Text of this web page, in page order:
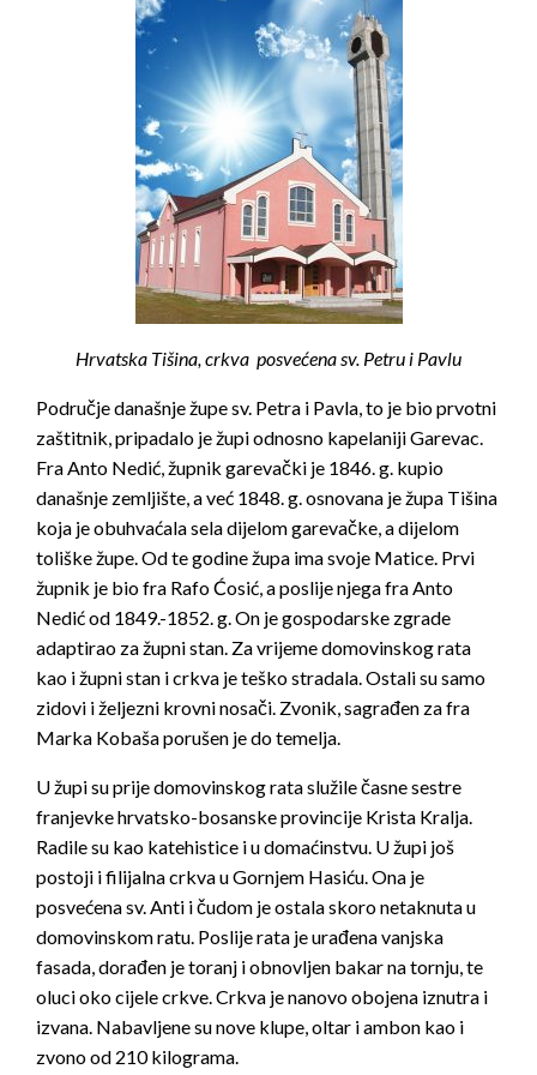
Hrvatska Tišina, crkva posvećena sv. Petru i Pavlu
Područje današnje župe sv. Petra i Pavla, to je bio prvotni
zaštitnik, pripadalo je župi odnosno kapelaniji Garevac.
Fra Anto Nedić, župnik garevački je 1846. g. kupio
današnje zemljište, a već 1848. g. osnovana je župa Tišina
koja je obuhvaćala sela dijelom garevačke, a dijelom
toliške župe. Od te godine župa ima svoje Matice. Prvi
župnik je bio fra Rafo Ćosić, a poslije njega fra Anto
Nedić od 1849.-1852. g. On je gospodarske zgrade
adaptirao za župni stan. Za vrijeme domovinskog rata
kao i župni stan i crkva je teško stradala. Ostali su samo
zidovi i željezni krovni nosači. Zvonik, sagrađen za fra
Marka Kobaša porušen je do temelja.
U župi su prije domovinskog rata služile časne sestre
franjevke hrvatsko-bosanske provincije Krista Kralja.
Radile su kao katehistice i u domaćinstvu. U župi još
postoji i filijalna crkva u Gornjem Hasiću. Ona je
posvećena sv. Anti i čudom je ostala skoro netaknuta u
domovinskom ratu. Poslije rata je urađena vanjska
fasada, dorađen je toranj i obnovljen bakar na tornju, te
oluci oko cijele crkve. Crkva je nanovo obojena iznutra i
izvana. Nabavljene su nove klupe, oltar i ambon kao i
zvono od 210 kilograma.